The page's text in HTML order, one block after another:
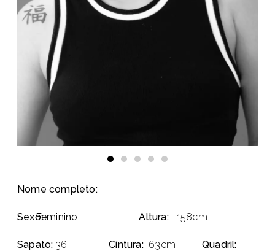
Nome completo:
Sexo:Feminino Altura: 158cm
Sapato: 36 Cintura: 63cm
Quadril: